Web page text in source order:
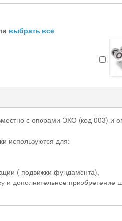
выбрать все
с опорами ЭКО (код 003) и
используются для:
( подвижки фундамента),
и дополнительное приобретение